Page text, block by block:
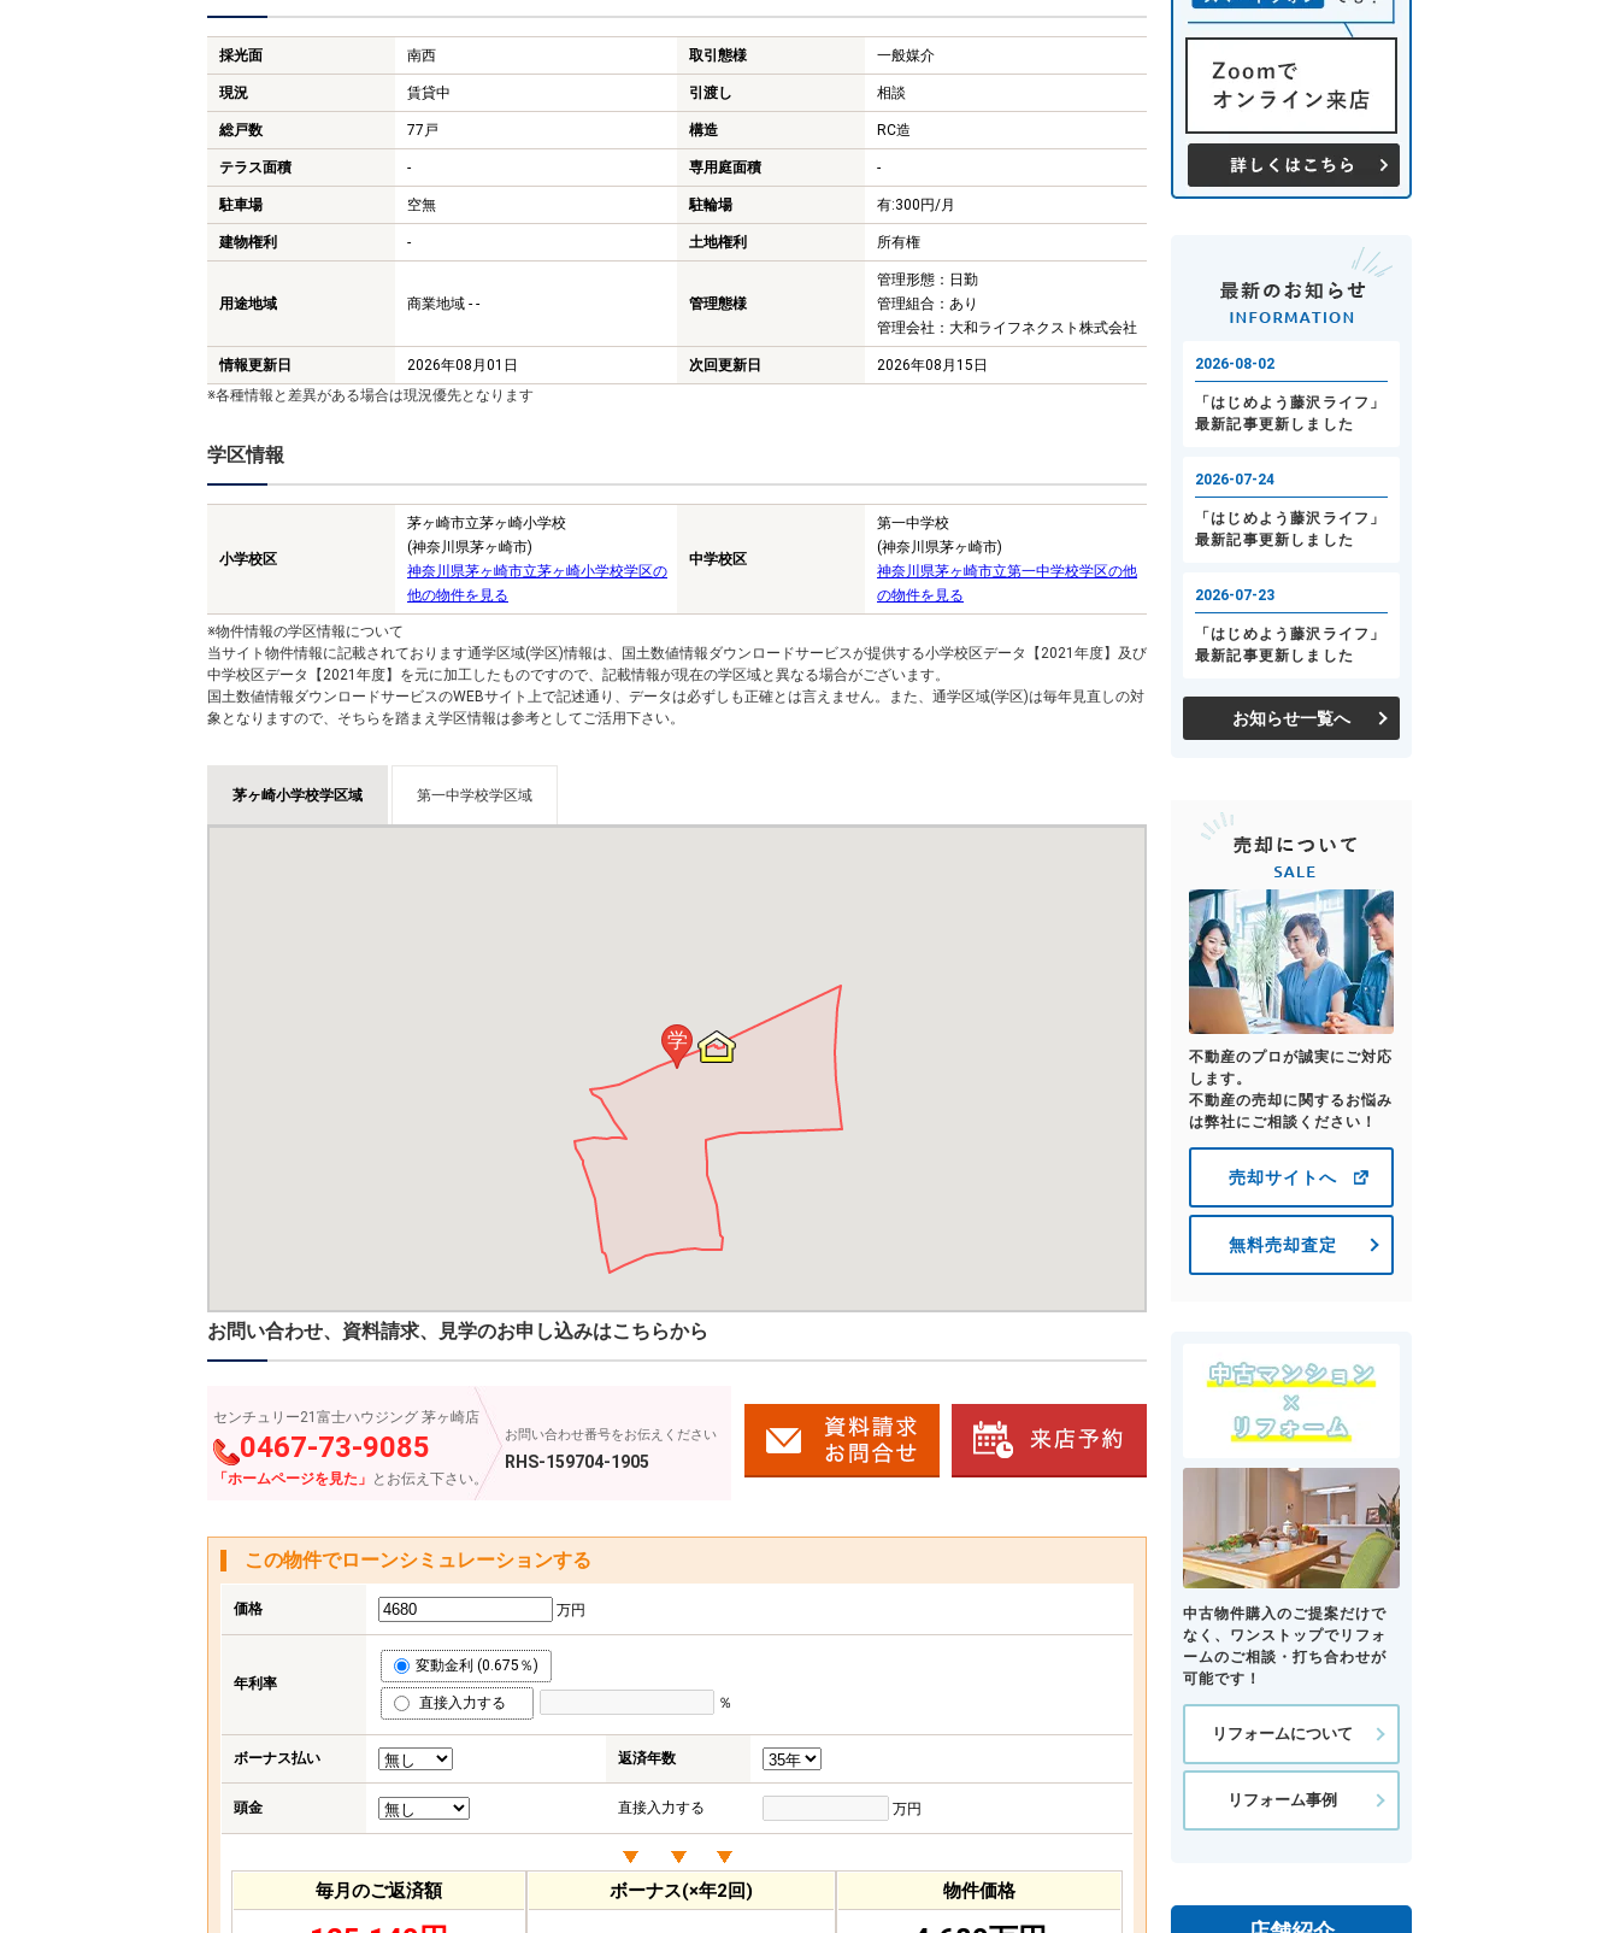
採光面 南西 取引態様 一般媒介
現況 賃貸中 引渡し 相談
総戸数 77戸 構造 RC造
テラス面積 - 専用庭面積 -
駐車場 空無 駐輪場 有:300円/月
建物権利 - 土地権利 所有権
用途地域 商業地域 - - 管理態様
管理形態：日勤
管理組合：あり
管理会社：大和ライフネクスト株式会社
情報更新日 2026年08月01日 次回更新日
2026年08月15日
※各種情報と差異がある場合は現況優先となります
学区情報
小学校区
茅ヶ崎市立茅ヶ崎小学校
(神奈川県茅ヶ崎市)
神奈川県茅ヶ崎市立茅ヶ崎小学校学区の
他の物件を見る
中学校区
第一中学校
(神奈川県茅ヶ崎市)
神奈川県茅ヶ崎市立第一中学校学区の他
の物件を見る
※物件情報の学区情報について
当サイト物件情報に記載されております通学区域(学区)情報は、国土数値情報ダウンロードサービスが提供する小学校区データ【2021年度】及び
中学校区データ【2021年度】を元に加工したものですので、記載情報が現在の学区域と異なる場合がございます。
国土数値情報ダウンロードサービスのWEBサイト上で記述通り、データは必ずしも正確とは言えません。また、通学区域(学区)は毎年見直しの対
象となりますので、そちらを踏まえ学区情報は参考としてご活用下さい。
茅ヶ崎小学校学区域 第一中学校学区域
学
お問い合わせ、資料請求、見学のお申し込みはこちらから
センチュリー21富士ハウジング 茅ヶ崎店
0467-73-9085
「ホームページを見た」 とお伝え下さい。
お問い合わせ番号をお伝えください
RHS-159704-1905
この物件でローンシミュレーションする
価格 万円
年利率
変動金利 (0.675％)
直接入力する ％
ボーナス払い 返済年数
頭金 直接入力する 万円
毎月のご返済額 ボーナス(×年2回) 物件価格
お知らせ一覧へ
不動産のプロが誠実にご対応
します。
不動産の売却に関するお悩み
は弊社にご相談ください！
売却サイトへ
無料売却査定
中古物件購入のご提案だけで
なく、ワンストップでリフォ
ームのご相談・打ち合わせが
可能です！
リフォームについて
リフォーム事例